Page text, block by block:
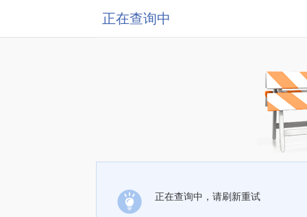
正在查询中
正在查询中，请刷新重试